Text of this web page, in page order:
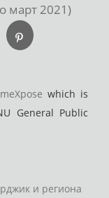
март 2021)
which is
General Public
и региона